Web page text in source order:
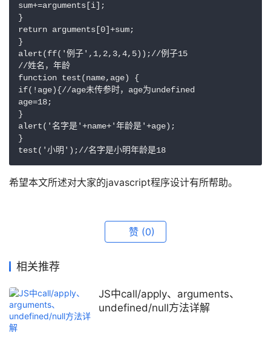
sum+=arguments[i];
}
return arguments[0]+sum;
}
alert(ff('例子',1,2,3,4,5));//例子15
//姓名，年龄
function test(name,age) {
if(!age){//age未传参时，age为undefined
age=18;
}
alert('名字是'+name+'年龄是'+age);
}
test('小明');//名字是小明年龄是18
希望本文所述对大家的javascript程序设计有所帮助。
赞 (0)
相关推荐
JS中call/apply、arguments、
undefined/null方法详解